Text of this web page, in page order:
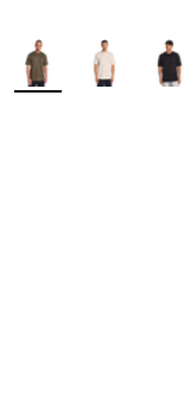
Weitere Farben